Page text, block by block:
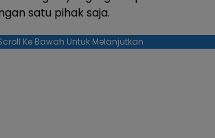
satu pihak saja.
Ke Bawah Untuk Melanjutkan